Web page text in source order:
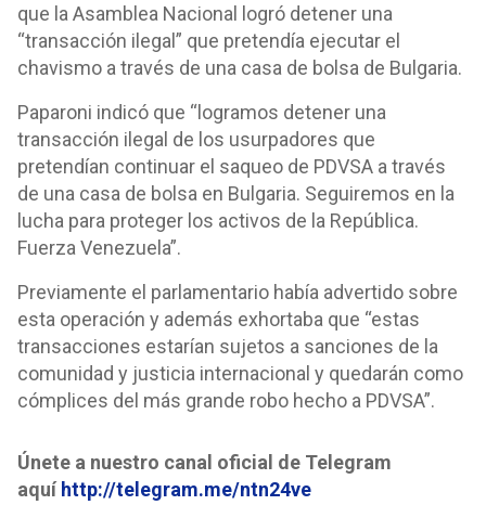
que la Asamblea Nacional logró detener una
“transacción ilegal” que pretendía ejecutar el
chavismo a través de una casa de bolsa de Bulgaria.
Paparoni indicó que “logramos detener una
transacción ilegal de los usurpadores que
pretendían continuar el saqueo de PDVSA a través
de una casa de bolsa en Bulgaria. Seguiremos en la
lucha para proteger los activos de la República.
Fuerza Venezuela”.
Previamente el parlamentario había advertido sobre
esta operación y además exhortaba que “estas
transacciones estarían sujetos a sanciones de la
comunidad y justicia internacional y quedarán como
cómplices del más grande robo hecho a PDVSA”.
Únete a nuestro canal oficial de Telegram
aquí http://telegram.me/ntn24ve